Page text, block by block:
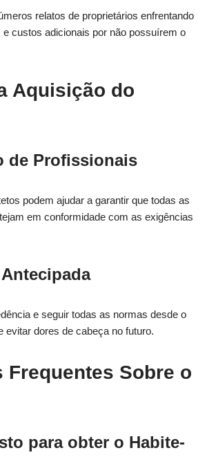
relatos de proprietários enfrentando
e custos adicionais por não possuírem o
Aquisição do
de Profissionais
podem ajudar a garantir que todas as
em conformidade com as exigências
e seguir todas as normas desde o
evitar dores de cabeça no futuro.
Frequentes Sobre o
para obter o Habite-